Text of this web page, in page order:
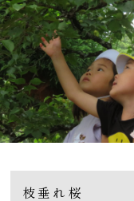
枝垂れ桜